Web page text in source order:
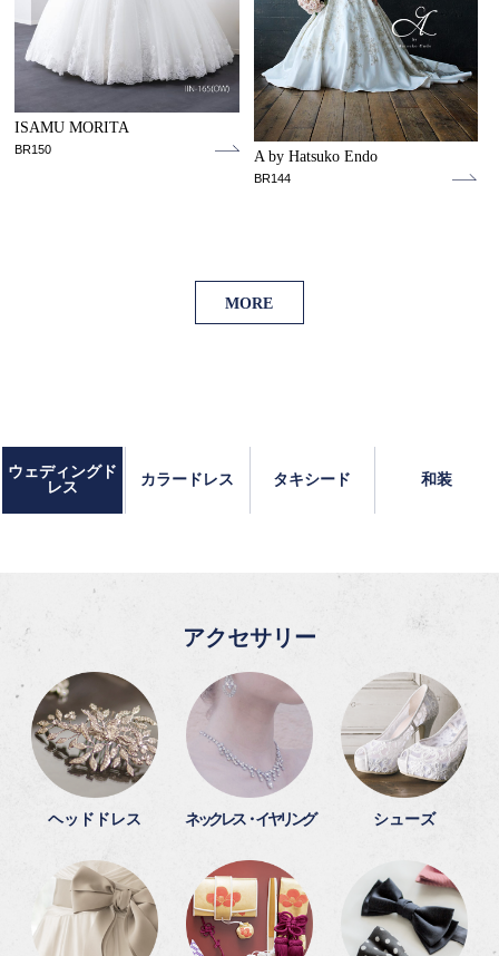
ISAMU MORITA
BR150 A by Hatsuko Endo
BR144
MORE
ウェディングド
レス
カラードレス タキシード 和装
アクセサリー
ヘッドドレス ネックレス・イヤリング シューズ